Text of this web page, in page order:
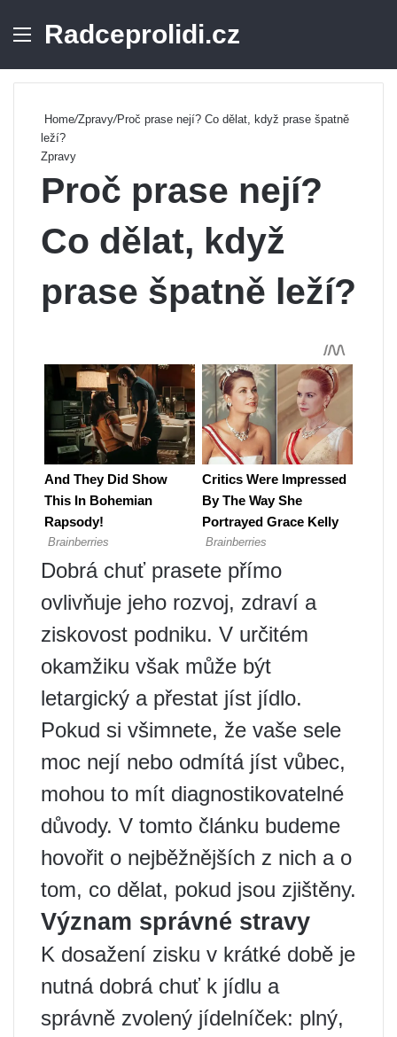
Menu
Radceprolidi.cz
Home/Zpravy/Proč prase nejí? Co dělat, když prase špatně
leží?
Zpravy
Proč prase nejí?
Co dělat, když
prase špatně leží?
Dobrá chuť prasete přímo
ovlivňuje jeho rozvoj, zdraví a
ziskovost podniku. V určitém
okamžiku však může být
letargický a přestat jíst jídlo.
Pokud si všimnete, že vaše sele
moc nejí nebo odmítá jíst vůbec,
mohou to mít diagnostikovatelné
důvody. V tomto článku budeme
hovořit o nejběžnějších z nich a o
tom, co dělat, pokud jsou zjištěny.
Význam správné stravy
K dosažení zisku v krátké době je
nutná dobrá chuť k jídlu a
správně zvolený jídelníček: plný,